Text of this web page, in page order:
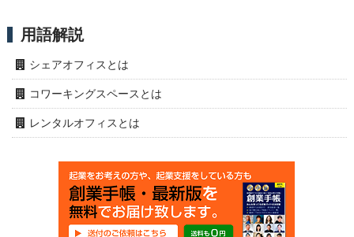
用語解説
シェアオフィスとは
コワーキングスペースとは
レンタルオフィスとは